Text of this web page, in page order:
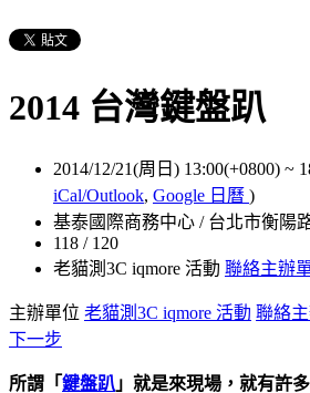
2014 台灣鍵盤趴
2014/12/21(周日) 13:00(+0800) ~
iCal/Outlook, Google 日曆 )
基泰國際商務中心 / 台北市衡陽
118 / 120
老貓測3C iqmore 活動 聯絡主辦
主辦單位 老貓測3C iqmore 活動 聯絡
下一步
所謂「鍵盤趴 」就是來現場，就有許